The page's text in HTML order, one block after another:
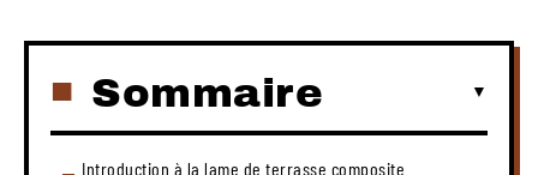
Sommaire
Introduction à la lame de terrasse composite